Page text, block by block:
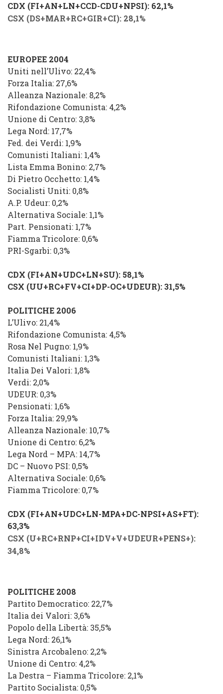
CDX (FI+AN+LN+CCD-CDU+NPSI): 62,1%
CSX (DS+MAR+RC+GIR+CI): 28,1%
EUROPEE 2004
Uniti nell’Ulivo: 22,4%
Forza Italia: 27,6%
Alleanza Nazionale: 8,2%
Rifondazione Comunista: 4,2%
Unione di Centro: 3,8%
Lega Nord: 17,7%
Fed. dei Verdi: 1,9%
Comunisti Italiani: 1,4%
Lista Emma Bonino: 2,7%
Di Pietro Occhetto: 1,4%
Socialisti Uniti: 0,8%
A.P. Udeur: 0,2%
Alternativa Sociale: 1,1%
Part. Pensionati: 1,7%
Fiamma Tricolore: 0,6%
PRI-Sgarbi: 0,3%
CDX (FI+AN+UDC+LN+SU): 58,1%
CSX (UU+RC+FV+CI+DP-OC+UDEUR): 31,5%
POLITICHE 2006
L’Ulivo: 21,4%
Rifondazione Comunista: 4,5%
Rosa Nel Pugno: 1,9%
Comunisti Italiani: 1,3%
Italia Dei Valori: 1,8%
Verdi: 2,0%
UDEUR: 0,3%
Pensionati: 1,6%
Forza Italia: 29,9%
Alleanza Nazionale: 10,7%
Unione di Centro: 6,2%
Lega Nord – MPA: 14,7%
DC – Nuovo PSI: 0,5%
Alternativa Sociale: 0,6%
Fiamma Tricolore: 0,7%
CDX (FI+AN+UDC+LN-MPA+DC-NPSI+AS+FT):
63,3%
CSX (U+RC+RNP+CI+IDV+V+UDEUR+PENS+):
34,8%
POLITICHE 2008
Partito Democratico: 22,7%
Italia dei Valori: 3,6%
Popolo della Libertà: 35,5%
Lega Nord: 26,1%
Sinistra Arcobaleno: 2,2%
Unione di Centro: 4,2%
La Destra – Fiamma Tricolore: 2,1%
Partito Socialista: 0,5%